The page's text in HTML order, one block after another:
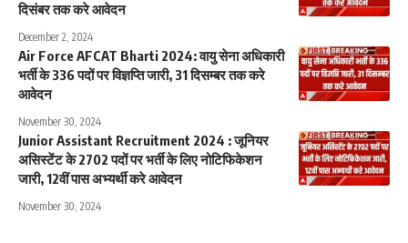
दिसंबर तक करे आवेदन
December 2, 2024
Air Force AFCAT Bharti 2024: वायु सेना अधिकारी
भर्ती के 336 पदों पर विज्ञप्ति जारी, 31 दिसम्बर तक करे
आवेदन
November 30, 2024
Junior Assistant Recruitment 2024 : जूनियर
असिस्टेंट के 2702 पदों पर भर्ती के लिए नोटिफिकेशन
जारी, 12वीं पास अभ्यर्थी करे आवेदन
November 30, 2024